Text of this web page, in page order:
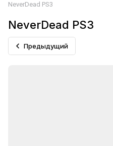
NeverDead PS3
NeverDead PS3
Предыдущий